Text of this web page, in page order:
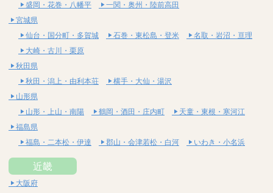
盛岡・花巻・八幡平
一関・奥州・陸前高田
宮城県
仙台・国分町・多賀城
石巻・東松島・登米
名取・岩沼・亘理
大崎・古川・栗原
秋田県
秋田・潟上・由利本荘
横手・大仙・湯沢
山形県
山形・上山・南陽
鶴岡・酒田・庄内町
天童・東根・寒河江
福島県
福島・二本松・伊達
郡山・会津若松・白河 いわき・小名浜
近畿
大阪府